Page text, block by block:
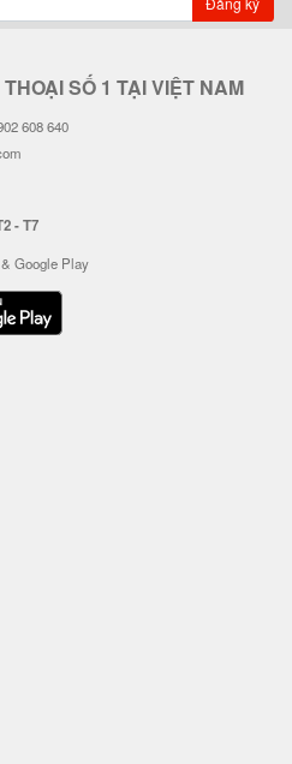
[ PHỦ BÓNG ] Ốp Lưng Viền Hoa